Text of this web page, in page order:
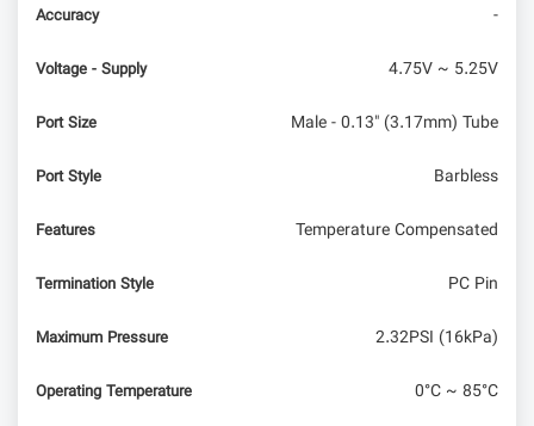
Accuracy -
Voltage - Supply 4.75V ~ 5.25V
Port Size Male - 0.13" (3.17mm) Tube
Port Style Barbless
Features Temperature Compensated
Termination Style PC Pin
Maximum Pressure 2.32PSI (16kPa)
Operating Temperature 0°C ~ 85°C